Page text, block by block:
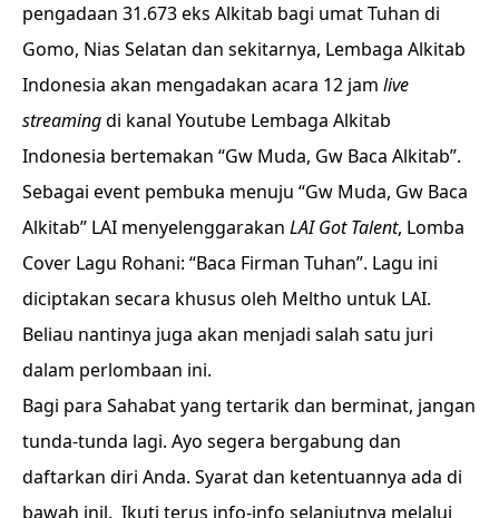
pengadaan 31.673 eks Alkitab bagi umat Tuhan di
Gomo, Nias Selatan dan sekitarnya, Lembaga Alkitab
Indonesia akan mengadakan acara 12 jam live
streamingdi kanal Youtube Lembaga Alkitab
Indonesia bertemakan “Gw Muda, Gw Baca Alkitab”.
Sebagai event pembuka menuju “Gw Muda, Gw Baca
Alkitab” LAI menyelenggarakan LAI Got Talent, Lomba
Cover Lagu Rohani: “Baca Firman Tuhan”. Lagu ini
diciptakan secara khusus oleh Meltho untuk LAI.
Beliau nantinya juga akan menjadi salah satu juri
dalam perlombaan ini.
Bagi para Sahabat yang tertarik dan berminat, jangan
tunda-tunda lagi. Ayo segera bergabung dan
daftarkan diri Anda. Syarat dan ketentuannya ada di
bawah inil. Ikuti terus info-info selanjutnya melalui